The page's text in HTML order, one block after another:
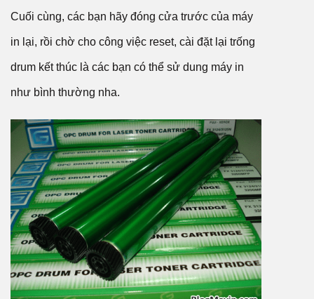
Cuối cùng, các bạn hãy đóng cửa trước của máy
in lại, rồi chờ cho công việc reset, cài đặt lại trống
drum kết thúc là các bạn có thể sử dung máy in
như bình thường nha.